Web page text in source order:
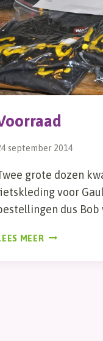
september 2014
grote dozen
voor
dus Bob
MEER VOORRAAD